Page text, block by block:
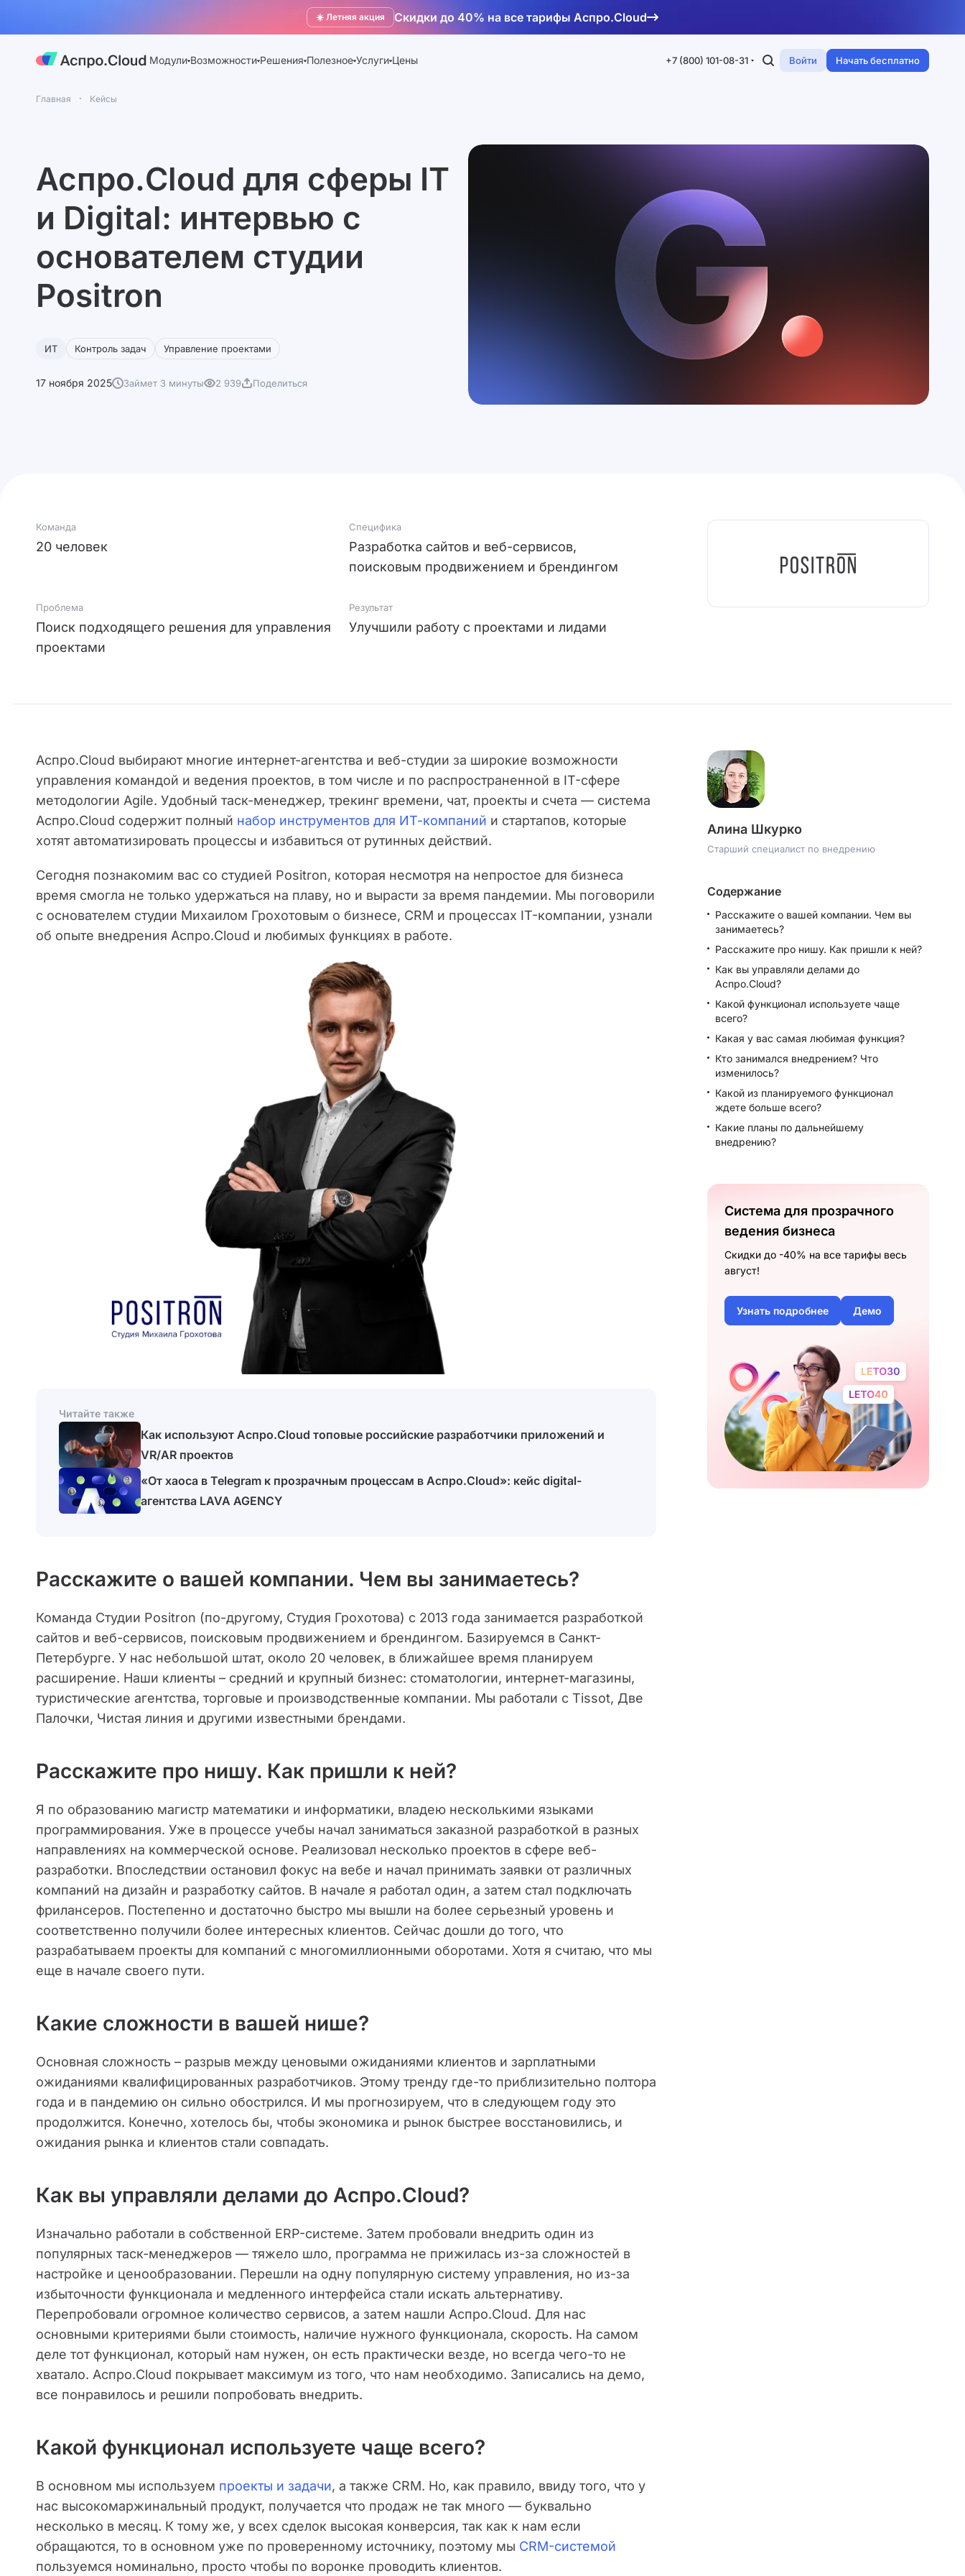
☀️ Летняя акция Скидки до 40% на все тарифы Аспро.Cloud
Модули Возможности Решения Полезное Услуги Цены +7 (800) 101-08-31 Войти Начать бесплатно
Главная Кейсы
Аспро.Cloud для сферы IT
и Digital: интервью с
основателем студии
Positron
ИТ Контроль задач Управление проектами
17 ноября 2025 Займет 3 минуты 2 939 Поделиться
Команда
20 человек
Специфика
Разработка сайтов и веб-сервисов,
поисковым продвижением и брендингом
Проблема
Поиск подходящего решения для управления
проектами
Результат
Улучшили работу с проектами и лидами
Аспро.Cloud выбирают многие интернет-агентства и веб-студии за широкие возможности
управления командой и ведения проектов, в том числе и по распространенной в IT-сфере
методологии Agile. Удобный таск-менеджер, трекинг времени, чат, проекты и счета — система
Аспро.Cloud содержит полный набор инструментов для ИТ-компаний и стартапов, которые
хотят автоматизировать процессы и избавиться от рутинных действий.
Сегодня познакомим вас со студией Positron, которая несмотря на непростое для бизнеса
время смогла не только удержаться на плаву, но и вырасти за время пандемии. Мы поговорили
с основателем студии Михаилом Грохотовым о бизнесе, CRM и процессах IT-компании, узнали
об опыте внедрения Аспро.Cloud и любимых функциях в работе.
Читайте также
Как используют Аспро.Cloud топовые российские разработчики приложений и
VR/AR проектов
«От хаоса в Telegram к прозрачным процессам в Аспро.Cloud»: кейс digital-
агентства LAVA AGENCY
Расскажите о вашей компании. Чем вы занимаетесь?
Команда Студии Positron (по-другому, Студия Грохотова) с 2013 года занимается разработкой
сайтов и веб-сервисов, поисковым продвижением и брендингом. Базируемся в Санкт-
Петербурге. У нас небольшой штат, около 20 человек, в ближайшее время планируем
расширение. Наши клиенты – средний и крупный бизнес: стоматологии, интернет-магазины,
туристические агентства, торговые и производственные компании. Мы работали с Tissot, Две
Палочки, Чистая линия и другими известными брендами.
Расскажите про нишу. Как пришли к ней?
Я по образованию магистр математики и информатики, владею несколькими языками
программирования. Уже в процессе учебы начал заниматься заказной разработкой в разных
направлениях на коммерческой основе. Реализовал несколько проектов в сфере веб-
разработки. Впоследствии остановил фокус на вебе и начал принимать заявки от различных
компаний на дизайн и разработку сайтов. В начале я работал один, а затем стал подключать
фрилансеров. Постепенно и достаточно быстро мы вышли на более серьезный уровень и
соответственно получили более интересных клиентов. Сейчас дошли до того, что
разрабатываем проекты для компаний с многомиллионными оборотами. Хотя я считаю, что мы
еще в начале своего пути.
Какие сложности в вашей нише?
Основная сложность – разрыв между ценовыми ожиданиями клиентов и зарплатными
ожиданиями квалифицированных разработчиков. Этому тренду где-то приблизительно полтора
года и в пандемию он сильно обострился. И мы прогнозируем, что в следующем году это
продолжится. Конечно, хотелось бы, чтобы экономика и рынок быстрее восстановились, и
ожидания рынка и клиентов стали совпадать.
Как вы управляли делами до Аспро.Cloud?
Изначально работали в собственной ERP-системе. Затем пробовали внедрить один из
популярных таск-менеджеров — тяжело шло, программа не прижилась из-за сложностей в
настройке и ценообразовании. Перешли на одну популярную систему управления, но из-за
избыточности функционала и медленного интерфейса стали искать альтернативу.
Перепробовали огромное количество сервисов, а затем нашли Аспро.Cloud. Для нас
основными критериями были стоимость, наличие нужного функционала, скорость. На самом
деле тот функционал, который нам нужен, он есть практически везде, но всегда чего-то не
хватало. Аспро.Cloud покрывает максимум из того, что нам необходимо. Записались на демо,
все понравилось и решили попробовать внедрить.
Какой функционал используете чаще всего?
В основном мы используем проекты и задачи, а также CRM. Но, как правило, ввиду того, что у
нас высокомаржинальный продукт, получается что продаж не так много — буквально
несколько в месяц. К тому же, у всех сделок высокая конверсия, так как к нам если
обращаются, то в основном уже по проверенному источнику, поэтому мы CRM-системой
пользуемся номинально, просто чтобы по воронке проводить клиентов.
Алина Шкурко
Старший специалист по внедрению
Содержание
Расскажите о вашей компании. Чем вы
занимаетесь?
Расскажите про нишу. Как пришли к ней?
Как вы управляли делами до
Аспро.Cloud?
Какой функционал используете чаще
всего?
Какая у вас самая любимая функция?
Кто занимался внедрением? Что
изменилось?
Какой из планируемого функционал
ждете больше всего?
Какие планы по дальнейшему
внедрению?
Система для прозрачного
ведения бизнеса
Скидки до -40% на все тарифы весь
август!
Узнать подробнее Демо